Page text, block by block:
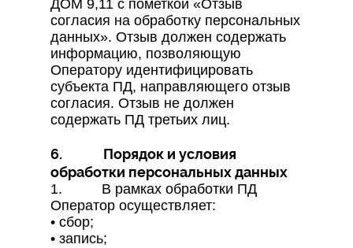
ДОМ 9,11 с пометкой «Отзыв
согласия на обработку персональных
данных». Отзыв должен содержать
информацию, позволяющую
Оператору идентифицировать
субъекта ПД, направляющего отзыв
согласия. Отзыв не должен
содержать ПД третьих лиц.
6. Порядок и условия
обработки персональных данных
1. В рамках обработки ПД
Оператор осуществляет:
• сбор;
• запись;